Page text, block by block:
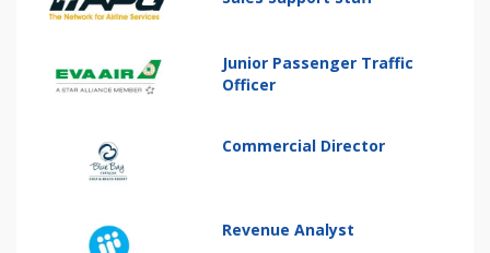
Junior Passenger Traffic
Officer
Commercial Director
Revenue Analyst